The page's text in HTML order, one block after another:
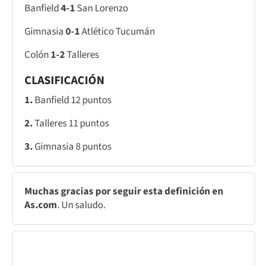
Banfield4-1 San Lorenzo
Gimnasia0-1Atlético Tucumán
Colón 1-2Talleres
CLASIFICACIÓN
1. Banfield 12 puntos
2.Talleres 11 puntos
3. Gimnasia 8 puntos
Muchas gracias por seguir esta definición en
As.com. Un saludo.